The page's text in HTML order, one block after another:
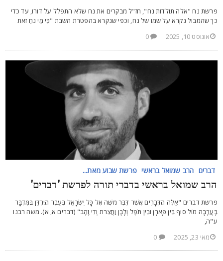
נח "אלה תולדות נח", חז"ל מבקרים את נח שלא התפלל על דורו, עד כדי
שהמבול נקרא על שמו של נח, וכפי שנקרא בהפטרת השבת "כִּי מֵי נֹחַ זֹאת
אוגוסט 10, 2025
0
דברים הרב שמואל בראשי פרשת שבוע מאת...
שמואל בראשי בדברי תורה לפרשת 'דברים'
דברים "אֵלֶּה הַדְּבָרִים אֲשֶׁר דִּבֶּר מֹשֶׁה אֶל כָּל יִשְׂרָאֵל בְּעֵבֶר הַיַּרְדֵּן בַּמִּדְבָּר
מוֹל סוּף בֵּין פָּארָן וּבֵין תֹּפֶל וְלָבָן וַחֲצֵרֹת וְדִי זָהָב" (דברים א, א). משה רבנו
מאי 23, 2025
0